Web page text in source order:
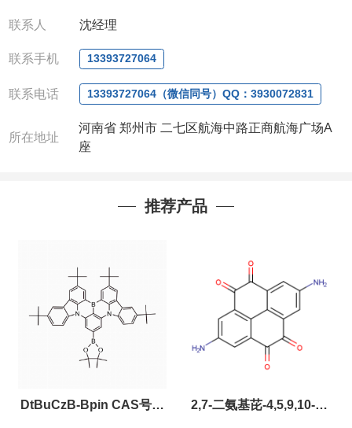
:0371-63377391/13393727064
微信 :13393727064
联系人: 沈晓东(欢迎致电
联系人 沈经理
联系手机 13393727064
联系电话 13393727064（微信同号）QQ：3930072831
所在地址
河南省 郑州市 二七区航海中路正商航海广场A
座
推荐产品
DtBuCzB-Bpin CAS号： 2,7-二氨基芘-4,5,9,10-四